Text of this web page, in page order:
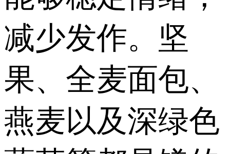
减少发作。坚
果、全麦面包、
燕麦以及深绿色